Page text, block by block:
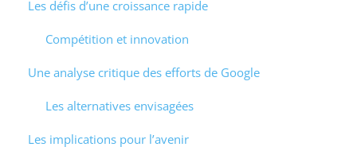
Les défis d’une croissance rapide
Compétition et innovation
Une analyse critique des efforts de Google
Les alternatives envisagées
Les implications pour l’avenir